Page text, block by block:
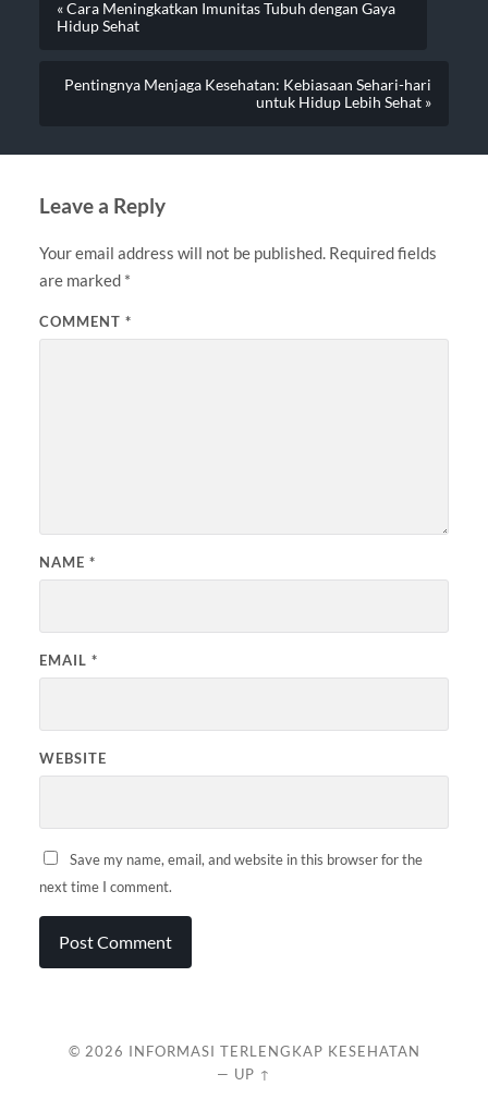
« Cara Meningkatkan Imunitas Tubuh dengan Gaya
Hidup Sehat
Pentingnya Menjaga Kesehatan: Kebiasaan Sehari-hari
untuk Hidup Lebih Sehat »
Leave a Reply
Your email address will not be published. Required fields
are marked *
COMMENT *
NAME *
EMAIL *
WEBSITE
Save my name, email, and website in this browser for the
next time I comment.
© 2026 INFORMASI TERLENGKAP KESEHATAN
— UP ↑